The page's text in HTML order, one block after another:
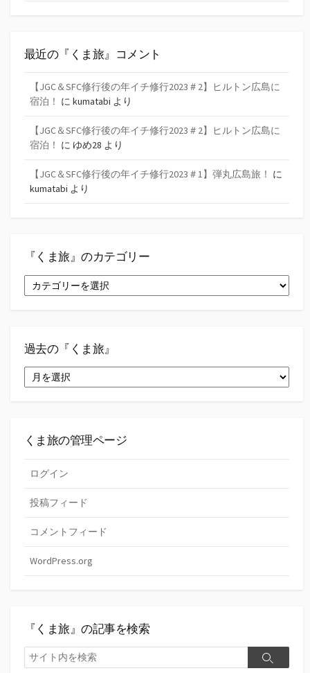
最近の『くま旅』コメント
【JGC＆SFC修行後の年イチ修行2023＃2】ヒルトン広島に
宿泊！ に kumatabi より
【JGC＆SFC修行後の年イチ修行2023＃2】ヒルトン広島に
宿泊！ に ゆめ28 より
【JGC＆SFC修行後の年イチ修行2023＃1】弾丸広島旅！ に
kumatabi より
『くま旅』のカテゴリー
『く
ま
テ
ー
過去の『くま旅』
去
旅』
くま旅の管理ページ
ログイン
投稿フィード
コメントフィード
WordPress.org
『くま旅』の記事を検索
検
索
検